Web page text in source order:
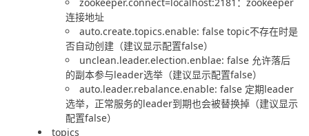
连接地址
auto.create.topics.enable: false topic不存在时是
否自动创建（建议显示配置false）
unclean.leader.election.enblae: false 允许落后
的副本参与leader选举（建议显示配置false）
auto.leader.rebalance.enable: false 定期leader
选举，正常服务的leader到期也会被替换掉（建议显示
配置false）
topics